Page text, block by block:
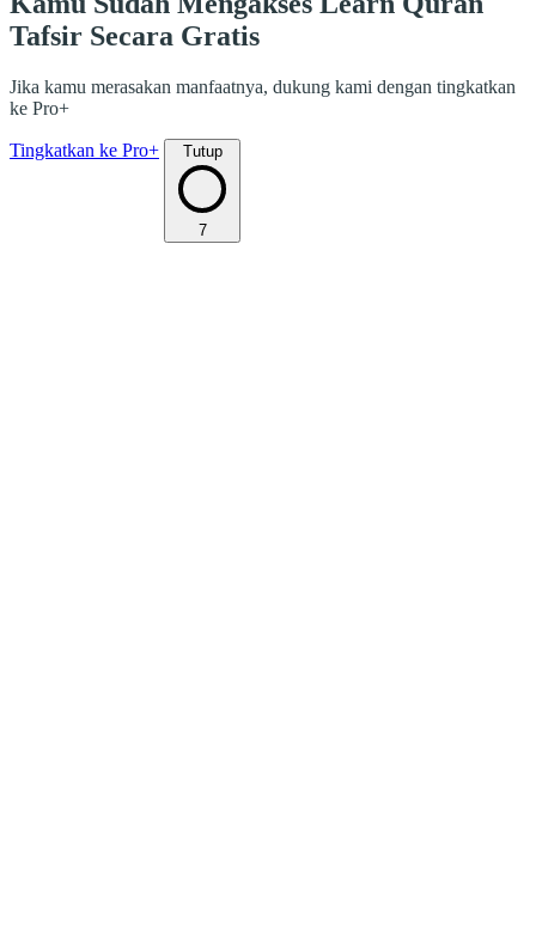
Tafsir Secara Gratis
Jika kamu merasakan manfaatnya, dukung kami dengan tingkatkan
ke Pro+
Tingkatkan ke Pro+ Tutup
7